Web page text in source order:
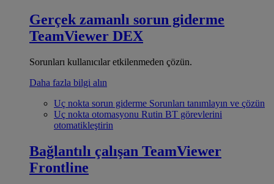
Gerçek zamanlı sorun giderme
TeamViewer DEX
Sorunları kullanıcılar etkilenmeden çözün.
Daha fazla bilgi alın
Uç nokta sorun giderme Sorunları tanımlayın ve çözün
Uç nokta otomasyonu Rutin BT görevlerini
otomatikleştirin
Bağlantılı çalışan TeamViewer
Frontline